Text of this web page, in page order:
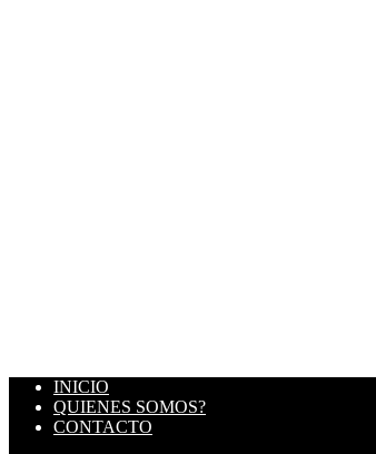
INICIO
QUIENES SOMOS?
CONTACTO